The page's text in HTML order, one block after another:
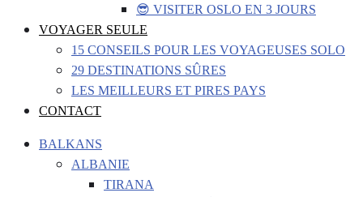
😎 VISITER OSLO EN 3 JOURS
VOYAGER SEULE
15 CONSEILS POUR LES VOYAGEUSES SOLO
29 DESTINATIONS SÛRES
LES MEILLEURS ET PIRES PAYS
CONTACT
BALKANS
ALBANIE
TIRANA